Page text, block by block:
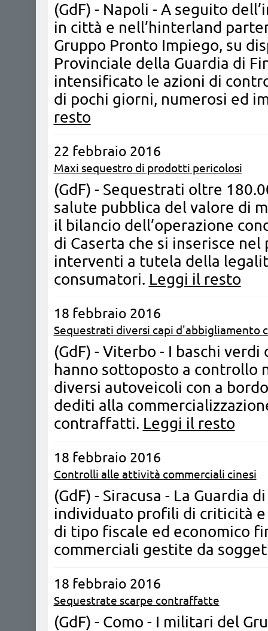
(GdF) - Napoli - ​A seguito
in città e nell’hinterland
Gruppo Pronto Impiego, su
Provinciale della Guardia di
intensificato le azioni di
di pochi giorni, numerosi ed
resto
22 febbraio 2016
Maxi sequestro di prodotti pericolosi
(GdF) - Sequestrati oltre
salute pubblica del valore di
il bilancio dell’operazione
di Caserta che si inserisce
interventi a tutela della
consumatori. Leggi il resto
18 febbraio 2016
Sequestrati diversi capi d'abbigliamento
(GdF) - Viterbo - I baschi
hanno sottoposto a controllo
diversi autoveicoli con a
dediti alla
contraffatti. Leggi il resto
18 febbraio 2016
Controlli alle attività commerciali cinesi
(GdF) - Siracusa - La Guardia
individuato profili di criticità
di tipo fiscale ed economico
commerciali gestite da
18 febbraio 2016
Sequestrate scarpe contraffatte
(GdF) - Como - ​I militari del